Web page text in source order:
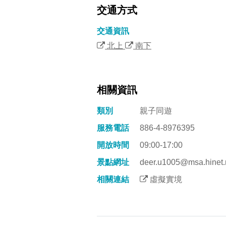
交通方式
交通資訊
北上
南下
相關資訊
類別
親子同遊
服務電話
886-4-8976395
開放時間
09:00-17:00
景點網址
相關連結
虛擬實境